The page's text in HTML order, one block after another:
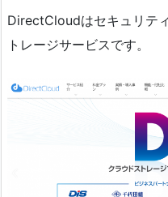
DirectCloudはセキュリテ
トレージサービスです。